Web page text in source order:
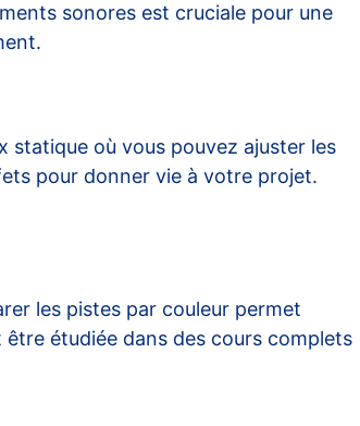
sonores est cruciale pour une
.
statique où vous pouvez ajuster les
pour donner vie à votre projet.
les pistes par couleur permet
étudiée dans des cours complets